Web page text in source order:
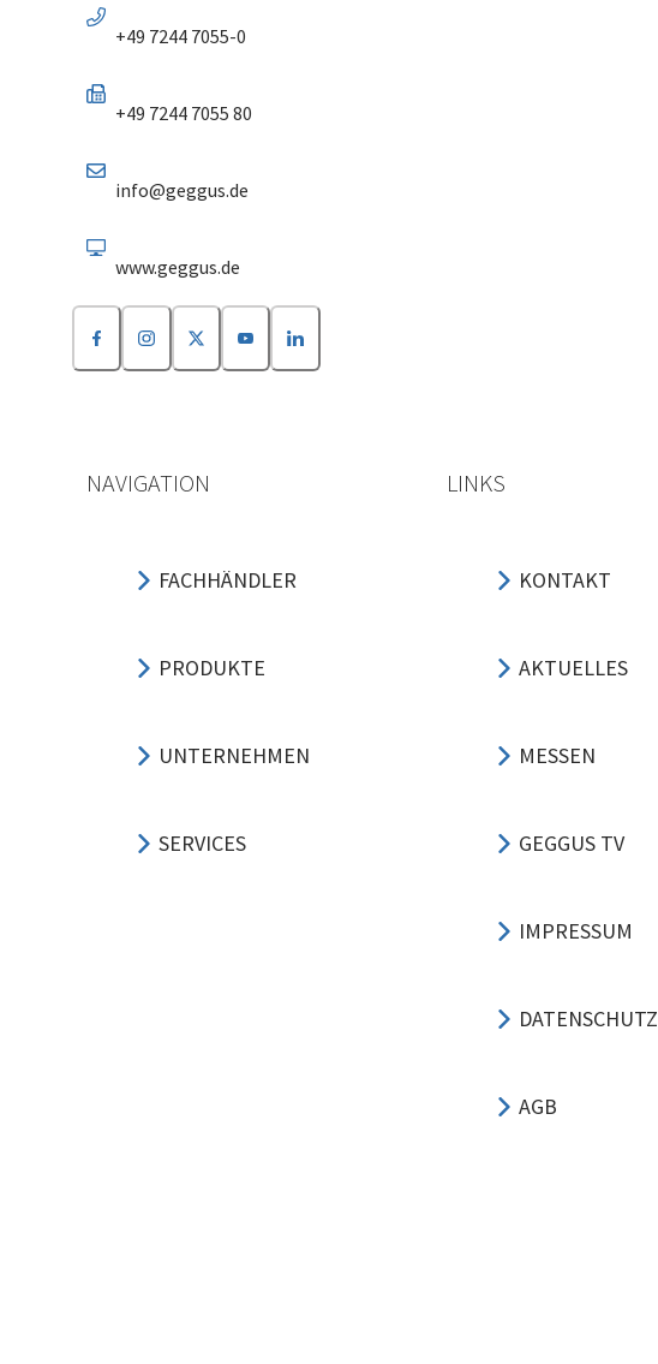
+49 7244 7055-0
+49 7244 7055 80
info@geggus.de
www.geggus.de
NAVIGATION
FACHHÄNDLER
PRODUKTE
UNTERNEHMEN
SERVICES
LINKS
KONTAKT
AKTUELLES
MESSEN
GEGGUS TV
IMPRESSUM
DATENSCHUTZ
AGB